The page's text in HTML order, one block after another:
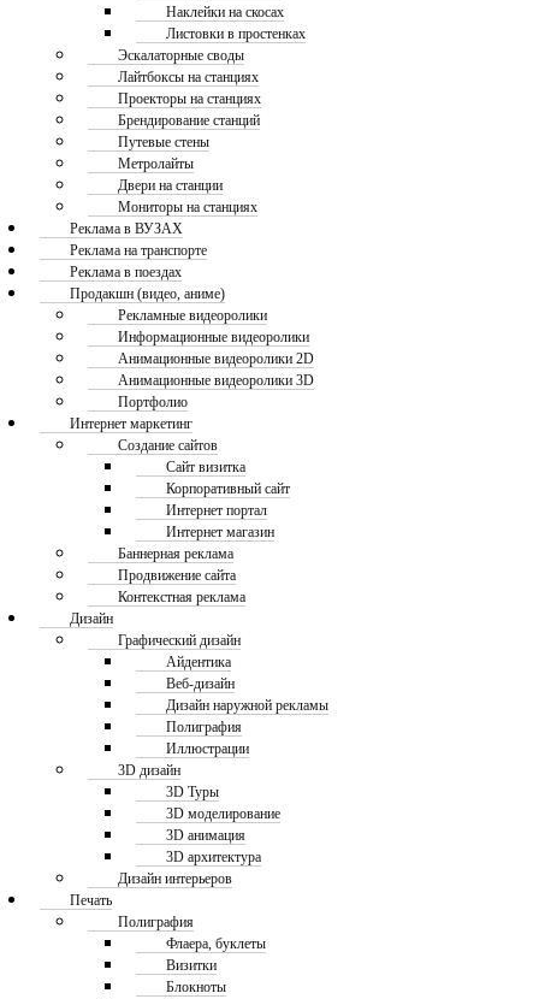
Наклейки на скосах
Листовки в простенках
Эскалаторные своды
Лайтбоксы на станциях
Проекторы на станциях
Брендирование станций
Путевые стены
Метролайты
Двери на станции
Мониторы на станциях
Реклама в ВУЗАХ
Реклама на транспорте
Реклама в поездах
Продакшн (видео, аниме)
Рекламные видеоролики
Информационные видеоролики
Анимационные видеоролики 2D
Анимационные видеоролики 3D
Портфолио
Интернет маркетинг
Создание сайтов
Сайт визитка
Корпоративный сайт
Интернет портал
Интернет магазин
Баннерная реклама
Продвижение сайта
Контекстная реклама
Дизайн
Графический дизайн
Айдентика
Веб-дизайн
Дизайн наружной рекламы
Полиграфия
Иллюстрации
3D дизайн
3D Туры
3D моделирование
3D анимация
3D архитектура
Дизайн интерьеров
Печать
Полиграфия
Флаера, буклеты
Визитки
Блокноты